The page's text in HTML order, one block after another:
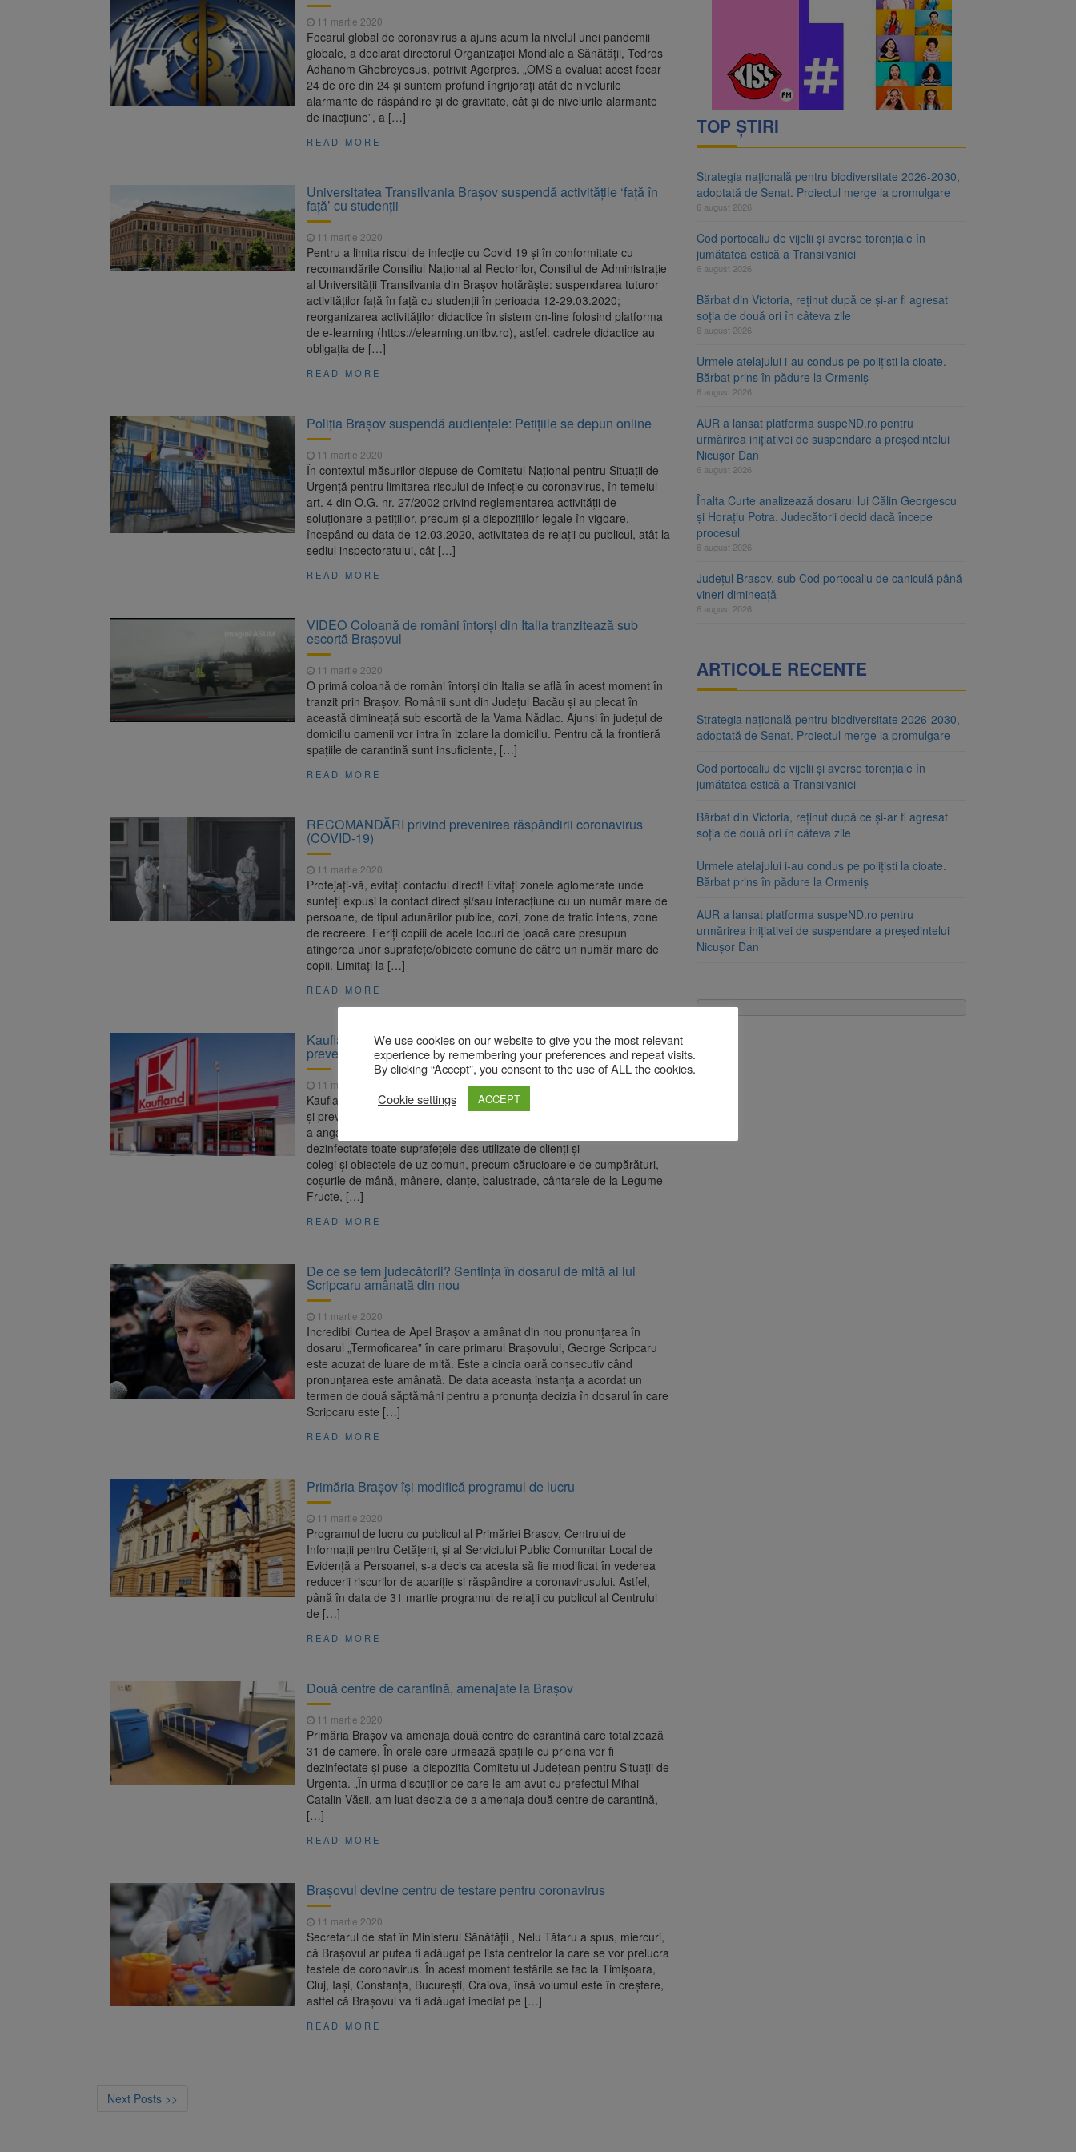
6 august 2026
Înalta Curte analizează dosarul lui Călin Georgescu și Horațiu Potra. Judecătorii decid dacă începe
procesul
6 august 2026 Strategia națională pentru biodiversitate 2026-2030, adoptată de Senat. Proiectul merge la promulgare
11 martie 2020
Focarul global de coronavirus a ajuns acum la nivelul unei pandemii
globale, a declarat directorul Organizaţiei Mondiale a Sănătăţii, Tedros
Adhanom Ghebreyesus, potrivit Agerpres. „OMS a evaluat acest focar
24 de ore din 24 şi suntem profund îngrijoraţi atât de nivelurile
alarmante de răspândire şi de gravitate, cât şi de nivelurile alarmante
de inacţiune”, a […]
READ MORE
Universitatea Transilvania Brașov suspendă activitățile ‘față în
față’ cu studenții
11 martie 2020
Pentru a limita riscul de infecție cu Covid 19 și în conformitate cu
recomandările Consiliul Național al Rectorilor, Consiliul de Administrație
al Universității Transilvania din Brașov hotărăște: suspendarea tuturor
activităților față în față cu studenții în perioada 12-29.03.2020;
reorganizarea activităților didactice în sistem on-line folosind platforma
de e-learning (https://elearning.unitbv.ro), astfel: cadrele didactice au
obligația de […]
READ MORE
Poliția Brașov suspendă audiențele: Petițiile se depun online
11 martie 2020
În contextul măsurilor dispuse de Comitetul Național pentru Situații de
Urgență pentru limitarea riscului de infecție cu coronavirus, în temeiul
art. 4 din O.G. nr. 27/2002 privind reglementarea activității de
soluționare a petițiilor, precum și a dispozițiilor legale în vigoare,
începând cu data de 12.03.2020, activitatea de relații cu publicul, atât la
sediul inspectoratului, cât […]
READ MORE
VIDEO Coloană de români întorși din Italia tranzitează sub
escortă Brașovul
11 martie 2020
O primă coloană de români întorși din Italia se află în acest moment în
tranzit prin Brașov. Românii sunt din Județul Bacău și au plecat în
această dimineață sub escortă de la Vama Nădlac. Ajunși în județul de
domiciliu oamenii vor intra în izolare la domiciliu. Pentru că la frontieră
spațiile de carantină sunt insuficiente, […]
READ MORE
RECOMANDĂRI privind prevenirea răspândirii coronavirus
(COVID-19)
11 martie 2020
Protejați-vă, evitați contactul direct! Evitați zonele aglomerate unde
sunteți expuși la contact direct și/sau interacțiune cu un număr mare de
persoane, de tipul adunărilor publice, cozi, zone de trafic intens, zone
de recreere. Feriți copiii de acele locuri de joacă care presupun
atingerea unor suprafețe/obiecte comune de către un număr mare de
copii. Limitați la […]
READ MORE
Kaufland, măsuri suplimentare de igienă, dezinfecție și
prevenție în magazine
11 martie 2020
Kaufland România a instituit măsuri suplimentare de igienă, dezinfecție
și prevenție în magazine și în sedii, pentru a spori siguranța clienților și
a angajaților. Astfel, cel puțin o dată pe oră, în magazine sunt
dezinfectate toate suprafețele des utilizate de clienți și
colegi și obiectele de uz comun, precum cărucioarele de cumpărături,
coșurile de mână, mânere, clanțe, balustrade, cântarele de la Legume-
Fructe, […]
READ MORE
De ce se tem judecătorii? Sentința în dosarul de mită al lui
Scripcaru amânată din nou
11 martie 2020
Incredibil Curtea de Apel Brașov a amânat din nou pronunțarea în
dosarul „Termoficarea” în care primarul Brașovului, George Scripcaru
este acuzat de luare de mită. Este a cincia oară consecutiv când
pronunțarea este amânată. De data aceasta instanța a acordat un
termen de două săptămâni pentru a pronunța decizia în dosarul în care
Scripcaru este […]
READ MORE
Primăria Brașov își modifică programul de lucru
11 martie 2020
Programul de lucru cu publicul al Primăriei Brașov, Centrului de
Informații pentru Cetățeni, și al Serviciului Public Comunitar Local de
Evidență a Persoanei, s-a decis ca acesta să fie modificat în vederea
reducerii riscurilor de apariție și răspândire a coronavirusului. Astfel,
până în data de 31 martie programul de relații cu publicul al Centrului
de […]
READ MORE
Două centre de carantină, amenajate la Brașov
11 martie 2020
Primăria Brașov va amenaja două centre de carantină care totalizează
31 de camere. În orele care urmează spațiile cu pricina vor fi
dezinfectate și puse la dispozitia Comitetului Județean pentru Situații de
Urgenta. „În urma discuțiilor pe care le-am avut cu prefectul Mihai
Catalin Văsii, am luat decizia de a amenaja două centre de carantină,
[…]
READ MORE
Brașovul devine centru de testare pentru coronavirus
11 martie 2020
Secretarul de stat în Ministerul Sănătății , Nelu Tătaru a spus, miercuri,
că Brașovul ar putea fi adăugat pe lista centrelor la care se vor prelucra
testele de coronavirus. În acest moment testările se fac la Timișoara,
Cluj, Iași, Constanța, București, Craiova, însă volumul este în creștere,
astfel că Brașovul va fi adăugat imediat pe […]
READ MORE
Next Posts >>
TOP ȘTIRI
Strategia națională pentru biodiversitate 2026-2030,
adoptată de Senat. Proiectul merge la promulgare
6 august 2026
Cod portocaliu de vijelii și averse torențiale în
jumătatea estică a Transilvaniei
6 august 2026
Bărbat din Victoria, reținut după ce și-ar fi agresat
soția de două ori în câteva zile
6 august 2026
Urmele atelajului i-au condus pe polițiști la cioate.
Bărbat prins în pădure la Ormeniș
6 august 2026
AUR a lansat platforma suspeND.ro pentru
urmărirea inițiativei de suspendare a președintelui
Nicușor Dan
6 august 2026
Înalta Curte analizează dosarul lui Călin Georgescu
și Horațiu Potra. Judecătorii decid dacă începe
procesul
6 august 2026
Județul Brașov, sub Cod portocaliu de caniculă până
vineri dimineață
6 august 2026
ARTICOLE RECENTE
Strategia națională pentru biodiversitate 2026-2030,
adoptată de Senat. Proiectul merge la promulgare
Cod portocaliu de vijelii și averse torențiale în
jumătatea estică a Transilvaniei
Bărbat din Victoria, reținut după ce și-ar fi agresat
soția de două ori în câteva zile
Urmele atelajului i-au condus pe polițiști la cioate.
Bărbat prins în pădure la Ormeniș
AUR a lansat platforma suspeND.ro pentru
urmărirea inițiativei de suspendare a președintelui
Nicușor Dan
We use cookies on our website to give you the most relevant
experience by remembering your preferences and repeat visits.
By clicking “Accept”, you consent to the use of ALL the cookies.
Cookie settings
ACCEPT